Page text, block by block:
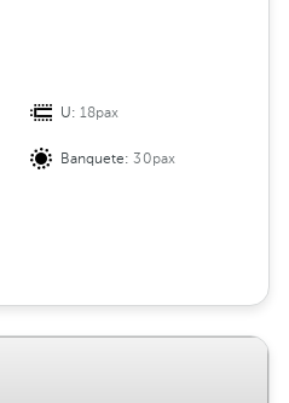
U:18pax
Banquete:30pax